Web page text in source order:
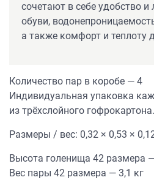
сочетают в себе удобство и
обуви,
а также комфорт и теплоту
Количество пар в коробе — 4
Индивидуальная упаковка
из трёхслойного гофрокартона.
Размеры / вес: 0,32 × 0,53 ×
Высота голенища 42 размера
Вес пары 42 размера — 3,1 кг